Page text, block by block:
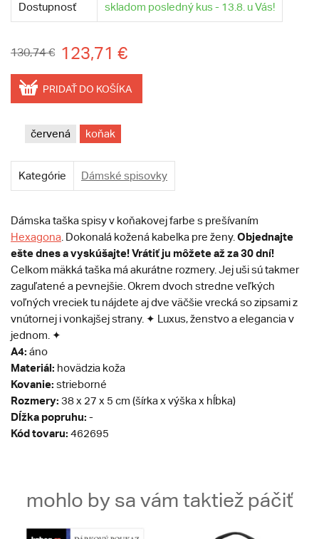
Dostupnosť skladom posledný kus - 13.8. u Vás!
130,74 € 123,71 €
PRIDAŤ DO KOŠÍKA
červená koňak
Kategórie Dámské spisovky
Dámska taška spisy v koňakovej farbe s prešívaním
Hexagona . Dokonalá kožená kabelka pre ženy. Objednajte
ešte dnes a vyskúšajte! Vrátiť ju môžete až za 30 dní!
Celkom mäkká taška má akurátne rozmery. Jej uši sú takmer
zaguľatené a pevnejšie. Okrem dvoch stredne veľkých
voľných vreciek tu nájdete aj dve väčšie vrecká so zipsami z
vnútornej i vonkajšej strany. ✦ Luxus, ženstvo a elegancia v
jednom. ✦
A4: áno
Materiál: hovädzia koža
Kovanie: strieborné
Rozmery: 38 x 27 x 5 cm (šírka x výška x hĺbka)
Dĺžka popruhu: -
Kód tovaru: 462695
mohlo by sa vám taktiež páčiť